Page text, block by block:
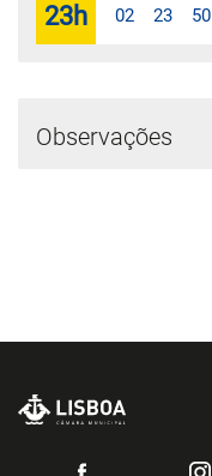
23h 02 23 50
Observações